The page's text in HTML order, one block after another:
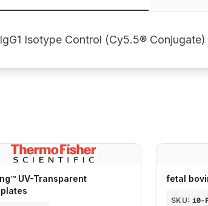
Isotype Control (Cy5.5® Conjugate)
UV-Transparent
fetal
SKU: 10-